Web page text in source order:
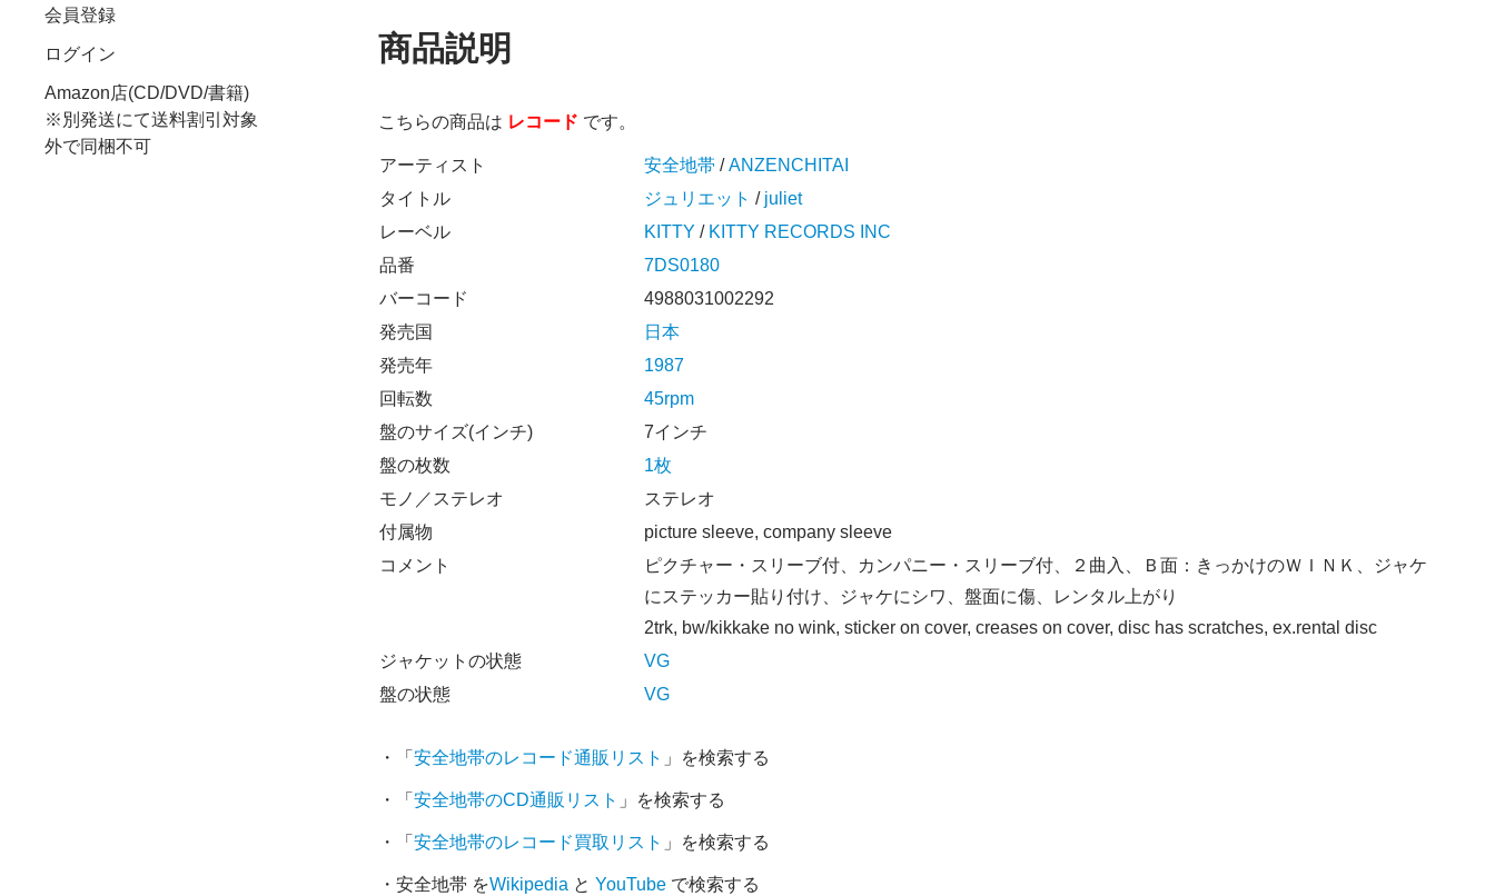
会員登録
ログイン
Amazon店(CD/DVD/書籍)
※別発送にて送料割引対象
外で同梱不可
商品説明
こちらの商品は レコード です。
アーティスト 安全地帯 /ANZENCHITAI
タイトル
ジュリエット / juliet
レーベル
KITTY / KITTY RECORDS INC
品番
7DS0180
バーコード
4988031002292
発売国
日本
発売年
1987
回転数
45rpm
盤のサイズ(インチ)
7インチ
盤の枚数
1枚
モノ／ステレオ
ステレオ
付属物
picture sleeve, company sleeve
コメント
ピクチャー・スリーブ付、カンパニー・スリーブ付、２曲入、Ｂ面：きっかけのＷＩＮＫ、ジャケ
にステッカー貼り付け、ジャケにシワ、盤面に傷、レンタル上がり
2trk, bw/kikkake no wink, sticker on cover, creases on cover, disc has scratches, ex.rental disc
ジャケットの状態
VG
盤の状態
VG
・「 安全地帯のレコード通販リスト 」を検索する
・「 安全地帯のCD通販リスト 」を検索する
・「 安全地帯のレコード買取リスト 」を検索する
・安全地帯 をWikipedia と YouTube で検索する